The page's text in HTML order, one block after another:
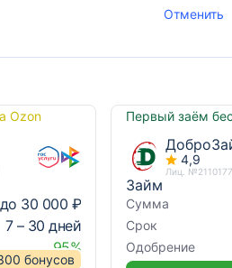
Отменить
Ozon
до 30 000 ₽
7 – 30 дней
95%
бонусов
Первый заём
4,9
Лиц.
Займ
Сумма
Срок
Одобрение